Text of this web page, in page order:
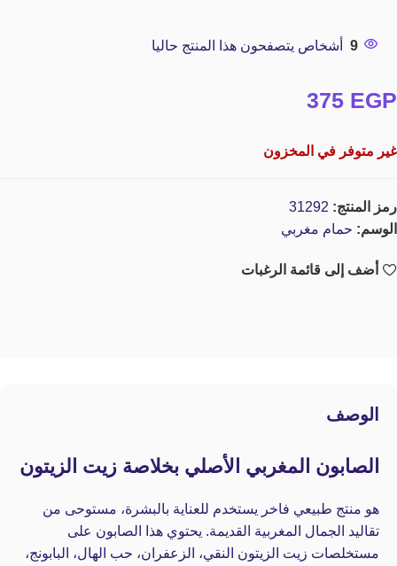
9 أشخاص يتصفحون هذا المنتج حاليا
375 EGP
غير متوفر في المخزون
رمز المنتج: 31292
الوسم: حمام مغربي
أضف إلى قائمة الرغبات
الوصف
الصابون المغربي الأصلي بخلاصة زيت الزيتون
هو منتج طبيعي فاخر يستخدم للعناية بالبشرة، مستوحى من
تقاليد الجمال المغربية القديمة. يحتوي هذا الصابون على
مستخلصات زيت الزيتون النقي، الزعفران، حب الهال، البابونج،